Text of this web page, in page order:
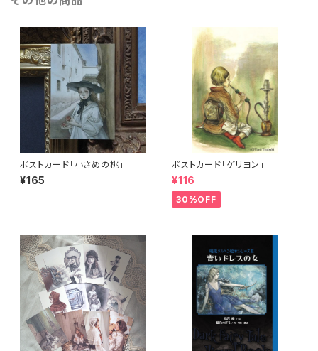
ポストカード「小さめの桃」
¥165
ポストカード「ゲリヨン」
¥116
30%OFF